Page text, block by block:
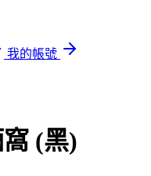
我的帳號
(黑)